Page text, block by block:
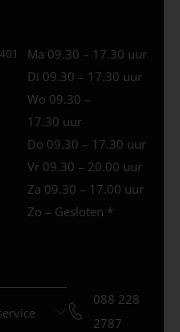
Ma 09.30 – 17.30 uur
Di 09.30 – 17.30 uur
Wo 09.30 –
17.30 uur
Do 09.30 – 17.30 uur
Vr 09.30 – 20.00 uur
Za 09.30 – 17.00 uur
Zo – Gesloten *
088 228
2787